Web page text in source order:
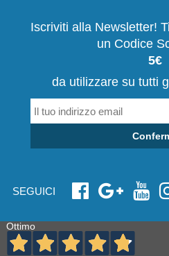
Iscriviti alla Newsletter!
un Codice
5€
da utilizzare su tutti
SEGUICI
Ottimo